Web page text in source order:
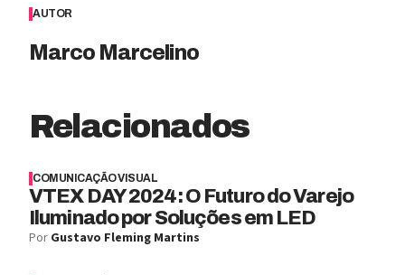
AUTOR
Marco Marcelino
Relacionados
COMUNICAÇÃO VISUAL
VTEX DAY 2024: O Futuro do Varejo
Iluminado por Soluções em LED
Por Gustavo Fleming Martins